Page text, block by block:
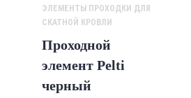
ЭЛЕМЕНТЫ ПРОХОДКИ ДЛЯ
СКАТНОЙ КРОВЛИ
Проходной
элемент Pelti
черный